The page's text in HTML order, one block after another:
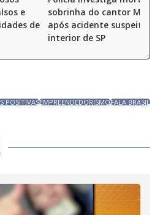
e
de
sobrinha do cantor
após acidente suspeito
interior de SP
POSITIVASEMPREENDEDORISMOFALA BRASIL